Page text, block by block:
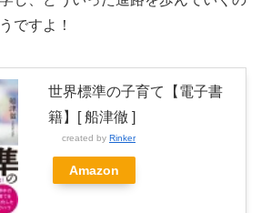
ですよ！
世界標準の子育て【電子書
籍】[ 船津徹 ]
created by Rinker
Amazon